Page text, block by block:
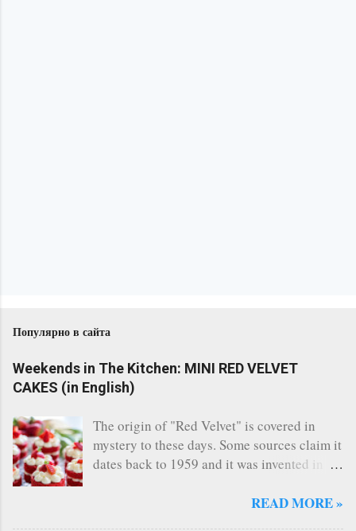
Популярно в сайта
Weekends in The Kitchen: MINI RED VELVET
CAKES (in English)
The origin of "Red Velvet" is covered in
mystery to these days. Some sources claim it
dates back to 1959 and it was invented in
Astoria - New York. Others say, a Canadian
READ MORE »